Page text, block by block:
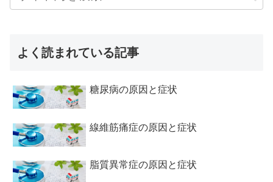
よく読まれている記事
糖尿病の原因と症状
線維筋痛症の原因と症状
脂質異常症の原因と症状